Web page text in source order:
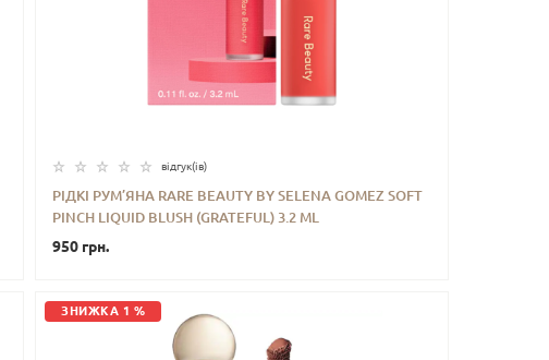
відгук(iв)
РІДКІ РУМ’ЯНА RARE BEAUTY BY SELENA GOMEZ SOFT
PINCH LIQUID BLUSH (GRATEFUL) 3.2 ML
950 грн.
ЗНИЖКА 1 %